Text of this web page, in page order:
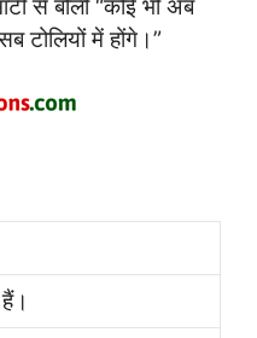
से बोली “कोई भी अब
टोलियों में होंगे।”